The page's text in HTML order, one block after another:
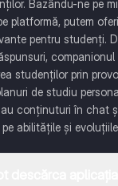
Bazându-ne pe
platformă, putem
pentru studenți.
studenților prin
de studiu
conținuturi în chat
abilitățile și